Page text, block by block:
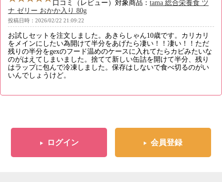
口コミ（レビュー）対象商品： tama 総合栄養食 ツ
ナ ゼリー おかか入り 80g
投稿日時：2026/02/22 21:09:22
お試しセットを注文しました。あきらしゃん10歳です。カリカリ
をメインにしたい為開けて半分をあげたら凄い！！凄い！！ただ
残りの半分をgexのフード温めのケースに入れてたらカビみたいな
のがはえてしまいました。捨てて新しい缶詰を開けて半分、残り
はラップに包んで冷凍しました。保存はしないで食べ切るのがい
いんでしょうけど。
ログイン 会員登録